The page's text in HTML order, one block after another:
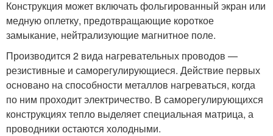
Конструкция может включать фольгированный экран или
медную оплетку, предотвращающие короткое
замыкание, нейтрализующие магнитное поле.
Производится 2 вида нагревательных проводов —
резистивные и саморегулирующиеся. Действие первых
основано на способности металлов нагреваться, когда
по ним проходит электричество. В саморегулирующихся
конструкциях тепло выделяет специальная матрица, а
проводники остаются холодными.